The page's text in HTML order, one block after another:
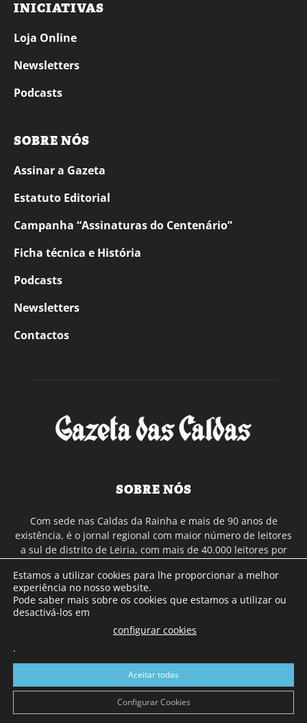
INICIATIVAS
Loja Online
Newsletters
Podcasts
SOBRE NÓS
Assinar a Gazeta
Estatuto Editorial
Campanha “Assinaturas do Centenário”
Ficha técnica e História
Podcasts
Newsletters
Contactos
SOBRE NÓS
Com sede nas Caldas da Rainha e mais de 90 anos de
existência, é o jornal regional com maior número de leitores
a sul de distrito de Leiria, com mais de 40.000 leitores por
Continental e assinatura online.
SIGA-NOS
© Gazeta das Caldas - 2026
Estamos a utilizar cookies para lhe proporcionar a melhor
experiência no nosso website.
Pode saber mais sobre os cookies que estamos a utilizar ou
desactivá-los em
configurar cookies
.
Aceitar todas
Configurar Cookies